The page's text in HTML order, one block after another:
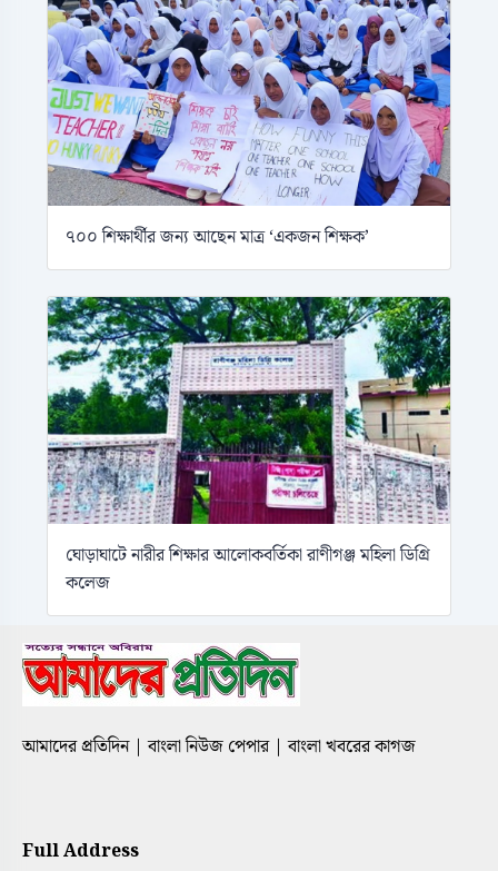
৭০০ শিক্ষার্থীর জন্য আছেন মাত্র ‘একজন শিক্ষক’
ঘোড়াঘাটে নারীর শিক্ষার আলোকবর্তিকা রাণীগঞ্জ মহিলা ডিগ্রি
কলেজ
আমাদের প্রতিদিন | বাংলা নিউজ পেপার | বাংলা খবরের কাগজ
Full Address